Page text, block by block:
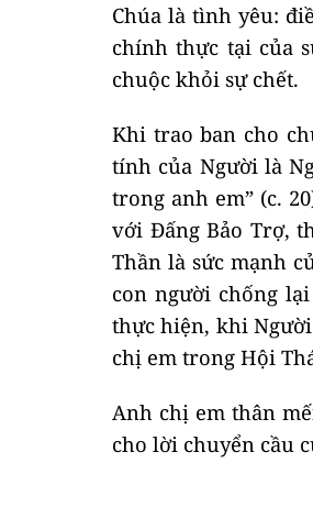
Chúa là tình yêu:
chính thực tại của
chuộc khỏi sự chết.
Khi trao ban cho
tính của Người là
trong anh em” (c.
với Đấng Bảo Trợ,
Thần là sức mạnh
con người chống
thực hiện, khi
chị em trong Hội
Anh chị em thân
cho lời chuyển cầu